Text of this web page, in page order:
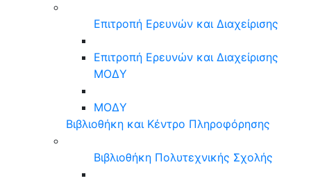
Επιτροπή Ερευνών και Διαχείρισης
Επιτροπή Ερευνών και Διαχείρισης
ΜΟΔΥ
ΜΟΔΥ
Βιβλιοθήκη και Κέντρο Πληροφόρησης
Βιβλιοθήκη Πολυτεχνικής Σχολής